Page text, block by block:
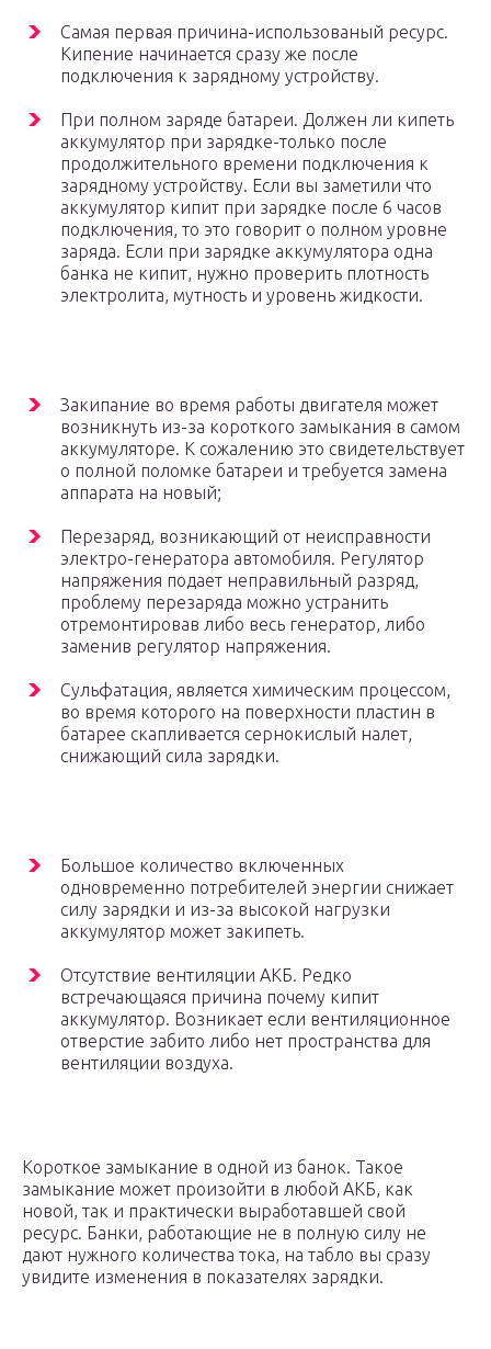
Самая первая причина-использованый ресурс.
Кипение начинается сразу же после
подключения к зарядному устройству.
При полном заряде батареи. Должен ли кипеть
аккумулятор при зарядке-только после
продолжительного времени подключения к
зарядному устройству. Если вы заметили что
аккумулятор кипит при зарядке после 6 часов
подключения, то это говорит о полном уровне
заряда. Если при зарядке аккумулятора одна
банка не кипит, нужно проверить плотность
электролита, мутность и уровень жидкости.
Закипание во время работы двигателя может
возникнуть из-за короткого замыкания в самом
аккумуляторе. К сожалению это свидетельствует
о полной поломке батареи и требуется замена
аппарата на новый;
Перезаряд, возникающий от неисправности
электро-генератора автомобиля. Регулятор
напряжения подает неправильный разряд,
проблему перезаряда можно устранить
отремонтировав либо весь генератор, либо
заменив регулятор напряжения.
Сульфатация, является химическим процессом,
во время которого на поверхности пластин в
батарее скапливается сернокислый налет,
снижающий сила зарядки.
Большое количество включенных
одновременно потребителей энергии снижает
силу зарядки и из-за высокой нагрузки
аккумулятор может закипеть.
Отсутствие вентиляции АКБ. Редко
встречающаяся причина почему кипит
аккумулятор. Возникает если вентиляционное
отверстие забито либо нет пространства для
вентиляции воздуха.
Короткое замыкание в одной из банок. Такое
замыкание может произойти в любой АКБ, как
новой, так и практически выработавшей свой
ресурс. Банки, работающие не в полную силу не
дают нужного количества тока, на табло вы сразу
увидите изменения в показателях зарядки.